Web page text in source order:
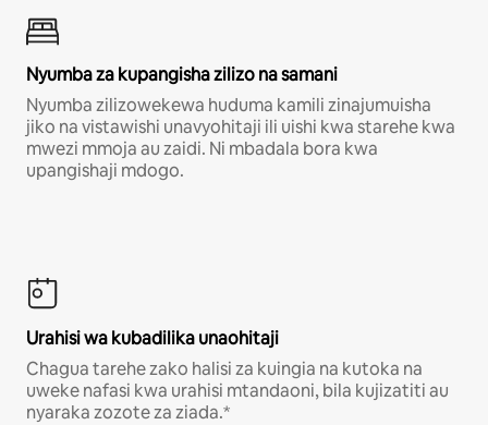
Nyumba za kupangisha zilizo na samani
Nyumba zilizowekewa huduma kamili zinajumuisha
jiko na vistawishi unavyohitaji ili uishi kwa starehe kwa
mwezi mmoja au zaidi. Ni mbadala bora kwa
upangishaji mdogo.
Urahisi wa kubadilika unaohitaji
Chagua tarehe zako halisi za kuingia na kutoka na
uweke nafasi kwa urahisi mtandaoni, bila kujizatiti au
nyaraka zozote za ziada.*